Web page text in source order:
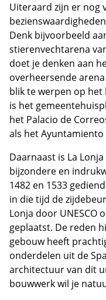
Uiteraard zijn er nog
Denk bijvoorbeeld
stierenvechtarena
doet je denken aan
overheersende
blik te werpen op het
is het
het Palacio de
als het
Daarnaast is La
bijzondere en
1482 en 1533
in die tijd de
Lonja door UNESCO
geplaatst. De reden
gebouw heeft
onderdelen uit de
architectuur van dit
bouwwerk wil je